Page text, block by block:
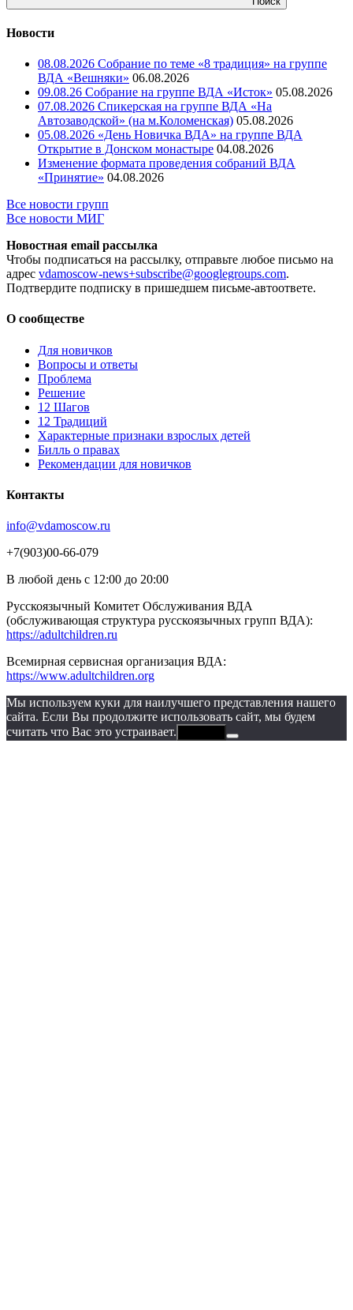
Новости
08.08.2026 Собрание по теме «8 традиция» на группе
ВДА «Вешняки» 06.08.2026
09.08.26 Собрание на группе ВДА «Исток» 05.08.2026
07.08.2026 Спикерская на группе ВДА «На
Автозаводской» (на м.Коломенская) 05.08.2026
05.08.2026 «День Новичка ВДА» на группе ВДА
Открытие в Донском монастыре 04.08.2026
Изменение формата проведения собраний ВДА
«Принятие» 04.08.2026
Все новости групп
Все новости МИГ
Новостная email рассылка
Чтобы подписаться на рассылку, отправьте любое письмо на
адрес vdamoscow-news+subscribe@googlegroups.com.
Подтвердите подписку в пришедшем письме-автоответе.
О сообществе
Для новичков
Вопросы и ответы
Проблема
Решение
12 Шагов
12 Традиций
Xарактерные признаки взрослых детей
Билль о правах
Рекомендации для новичков
Контакты
info@vdamoscow.ru
+7(903)00-66-079
В любой день с 12:00 до 20:00
Русскоязычный Комитет Обслуживания ВДА
(обслуживающая структура русскоязычных групп ВДА):
https://adultchildren.ru
Всемирная сервисная организация ВДА:
https://www.adultchildren.org
Мы используем куки для наилучшего представления нашего
сайта. Если Вы продолжите использовать сайт, мы будем
считать что Вас это устраивает.